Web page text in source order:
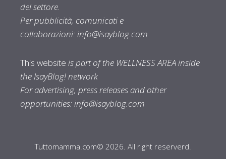
del settore.
Per pubblicità, comunicati e
collaborazioni:info@isayblog.com
This website is part of the WELLNESS AREA inside
the IsayBlog! network
For advertising, press releases and other
opportunities:info@isayblog.com
Tuttomamma.com© 2026. All right reserverd.